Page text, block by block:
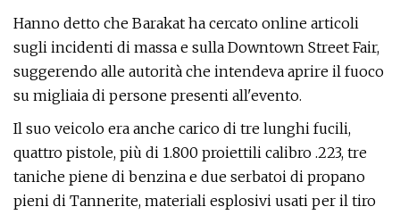
Hanno detto che Barakat ha cercato online articoli
sugli incidenti di massa e sulla Downtown Street Fair,
suggerendo alle autorità che intendeva aprire il fuoco
su migliaia di persone presenti all'evento.
Il suo veicolo era anche carico di tre lunghi fucili,
quattro pistole, più di 1.800 proiettili calibro .223, tre
taniche piene di benzina e due serbatoi di propano
pieni di Tannerite, materiali esplosivi usati per il tiro